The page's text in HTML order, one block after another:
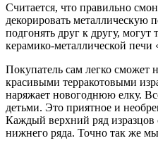
Считается, что правильно
декорировать металлическую
подгонять друг к другу,
керамико-металлической печи
Покупатель сам легко сможет
красивыми терракотовыми
наряжает новогоднюю елку.
детьми. Это приятное и
Каждый верхний ряд изразцов
нижнего ряда. Точно так же